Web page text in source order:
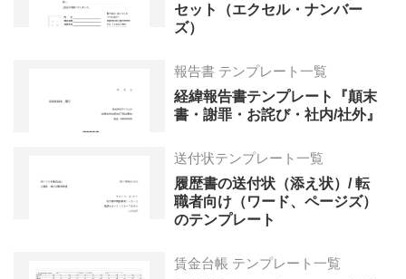
セット（エクセル・ナンバー
ズ）
報告書 テンプレート一覧
経緯報告書テンプレート『顛末
書・謝罪・お詫び・社内/社外』
送付状テンプレート一覧
履歴書の送付状（添え状）/ 転
職者向け（ワード、ページズ）
のテンプレート
賃金台帳 テンプレート一覧